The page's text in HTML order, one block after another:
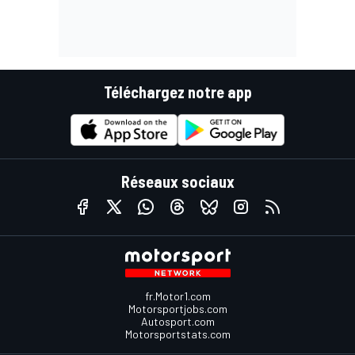
Téléchargez notre app
Réseaux sociaux
fr.Motor1.com
Motorsportjobs.com
Autosport.com
Motorsportstats.com